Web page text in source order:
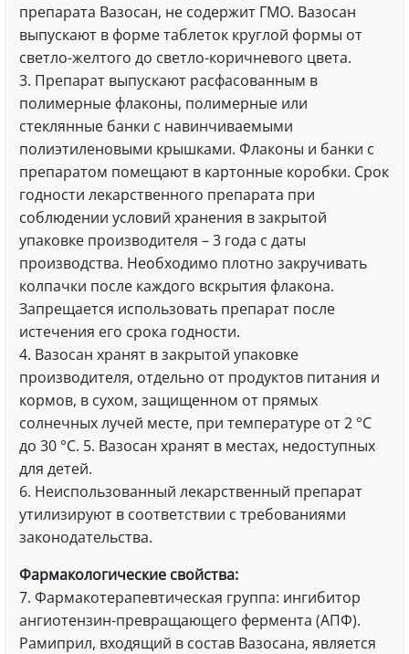
препарата Вазосан, не содержит ГМО. Вазосан
выпускают в форме таблеток круглой формы от
светло-желтого до светло-коричневого цвета.
3. Препарат выпускают расфасованным в
полимерные флаконы, полимерные или
стеклянные банки с навинчиваемыми
полиэтиленовыми крышками. Флаконы и банки с
препаратом помещают в картонные коробки. Срок
годности лекарственного препарата при
соблюдении условий хранения в закрытой
упаковке производителя – 3 года с даты
производства. Необходимо плотно закручивать
колпачки после каждого вскрытия флакона.
Запрещается использовать препарат после
истечения его срока годности.
4. Вазосан хранят в закрытой упаковке
производителя, отдельно от продуктов питания и
кормов, в сухом, защищенном от прямых
солнечных лучей месте, при температуре от 2 °С
до 30 °С. 5. Вазосан хранят в местах, недоступных
для детей.
6. Неиспользованный лекарственный препарат
утилизируют в соответствии с требованиями
законодательства.
Фармакологические свойства:
7. Фармакотерапевтическая группа: ингибитор
ангиотензин-превращающего фермента (АПФ).
Рамиприл, входящий в состав Вазосана, является